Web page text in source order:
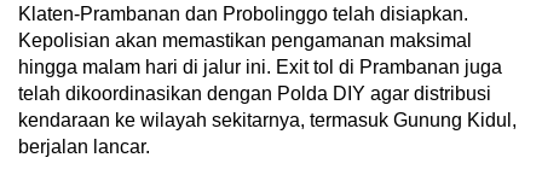
Klaten-Prambanan dan Probolinggo telah disiapkan.
Kepolisian akan memastikan pengamanan maksimal
hingga malam hari di jalur ini. Exit tol di Prambanan juga
telah dikoordinasikan dengan Polda DIY agar distribusi
kendaraan ke wilayah sekitarnya, termasuk Gunung Kidul,
berjalan lancar.